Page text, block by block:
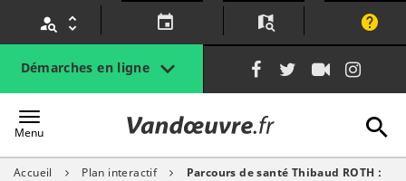
Gestion des traceurs
Démarches en ligne
Lien
vers
le
compte
Facebook
Lien
vers
Twitter
Lien
vers
chaîne
Youtube
vers
le
Menu Vandœuvre.fr
Accueil Plan interactif
Parcours de santé Thibaud ROTH :